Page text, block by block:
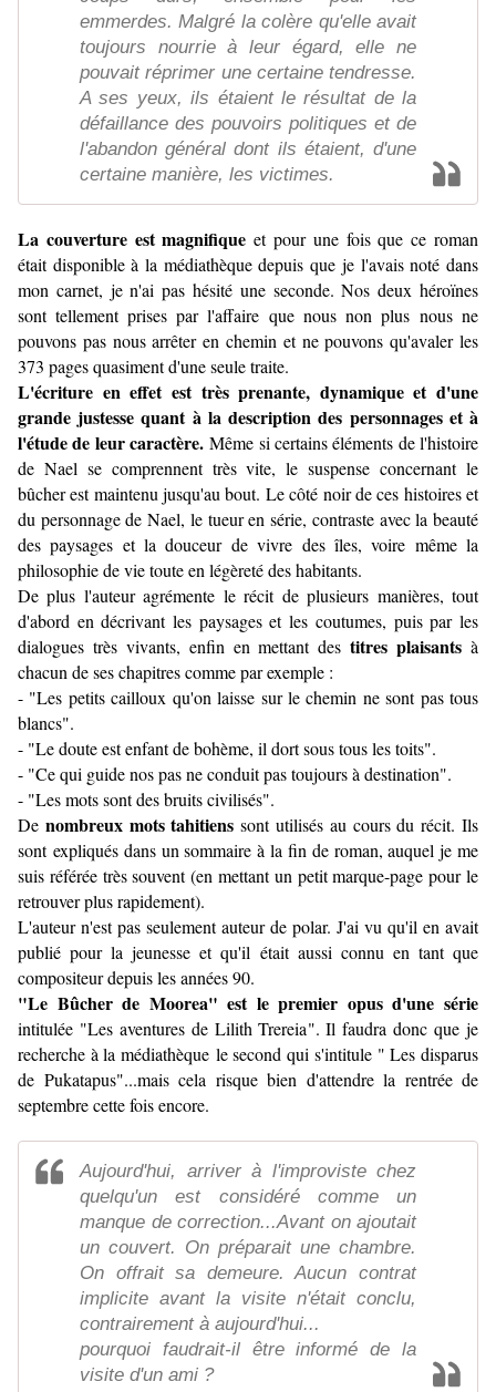
emmerdes. Malgré la colère qu'elle avait
toujours nourrie à leur égard, elle ne
pouvait réprimer une certaine tendresse.
A ses yeux, ils étaient le résultat de la
défaillance des pouvoirs politiques et de
l'abandon général dont ils étaient, d'une
certaine manière, les victimes.
La couverture est magnifiqueet pour une fois que ce roman
était disponible à la médiathèque depuis que je l'avais noté dans
mon carnet, je n'ai pas hésité une seconde. Nos deux héroïnes
sont tellement prises par l'affaire que nous non plus nous ne
pouvons pas nous arrêter en chemin et ne pouvons qu'avaler les
373 pages quasiment d'une seule traite.
L'écriture en effet est très prenante, dynamique et d'une
grande justesse quant à la description des personnages et à
l'étude de leur caractère. Même si certains éléments de l'histoire
de Nael se comprennent très vite, le suspense concernant le
bûcher est maintenu jusqu'au bout. Le côté noir de ces histoires et
du personnage de Nael, le tueur en série, contraste avec la beauté
des paysages et la douceur de vivre des îles, voire même la
philosophie de vie toute en légèreté des habitants.
De plus l'auteur agrémente le récit de plusieurs manières, tout
d'abord en décrivant les paysages et les coutumes, puis par les
dialogues très vivants, enfin en mettant destitres plaisantsà
chacun de ses chapitres comme par exemple :
- "Les petits cailloux qu'on laisse sur le chemin ne sont pas tous
blancs".
- "Le doute est enfant de bohème, il dort sous tous les toits".
- "Ce qui guide nos pas ne conduit pas toujours à destination".
- "Les mots sont des bruits civilisés".
De nombreux mots tahitienssont utilisés au cours du récit. Ils
sont expliqués dans un sommaire à la fin de roman, auquel je me
suis référée très souvent (en mettant un petit marque-page pour le
retrouver plus rapidement).
L'auteur n'est pas seulement auteur de polar. J'ai vu qu'il en avait
publié pour la jeunesse et qu'il était aussi connu en tant que
compositeur depuis les années 90.
"Le Bûcher de Moorea" est le premier opus d'une série
intitulée "Les aventures de Lilith Trereia". Il faudra donc que je
recherche à la médiathèque le second qui s'intitule " Les disparus
de Pukatapus"...mais cela risque bien d'attendre la rentrée de
septembre cette fois encore.
Aujourd'hui, arriver à l'improviste chez
quelqu'un est considéré comme un
manque de correction...Avant on ajoutait
un couvert. On préparait une chambre.
On offrait sa demeure. Aucun contrat
implicite avant la visite n'était conclu,
contrairement à aujourd'hui...
pourquoi faudrait-il être informé de la
visite d'un ami ?